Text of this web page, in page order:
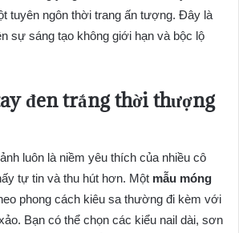
tuyên ngôn thời trang ấn tượng. Đây là
sự sáng tạo không giới hạn và bộc lộ
đen trắng thời thượng
luôn là niềm yêu thích của nhiều cô
tự tin và thu hút hơn. Một mẫu móng
phong cách kiêu sa thường đi kèm với
Bạn có thể chọn các kiểu nail dài, sơn